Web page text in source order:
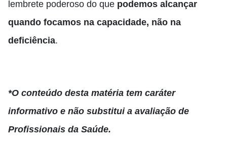
lembrete poderoso do que podemos alcançar
quando focamos na capacidade, não na
deficiência.
*O conteúdo desta matéria tem caráter
informativo e não substitui a avaliação de
Profissionais da Saúde.